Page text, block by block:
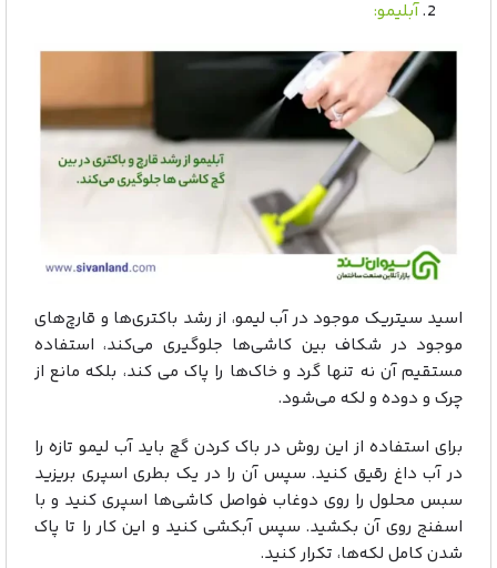
آبلیمو:
اسید سیتریک موجود در آب لیمو، از رشد باکتری‌ها و قارچ‌های
موجود در شکاف بین کاشی‌ها جلوگیری می‌کند، استفاده
مستقیم آن نه تنها گرد و خاک‌ها را پاک می کند، بلکه مانع از
چرک و دوده و لکه می‌شود.
برای استفاده از این روش در باک کردن گچ باید آب لیمو تازه را
در آب داغ رقیق کنید. سپس آن را در یک بطری اسپری بریزید
سبس محلول را روی دوغاب فواصل کاشی‌ها اسپری کنید و با
اسفنج روی آن بکشید. سپس آبکشی کنید و این کار را تا پاک
شدن کامل لکه‌ها، تکرار کنید.